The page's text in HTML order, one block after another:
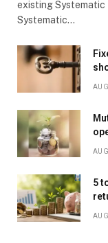
existing Systematic
Systematic…
5